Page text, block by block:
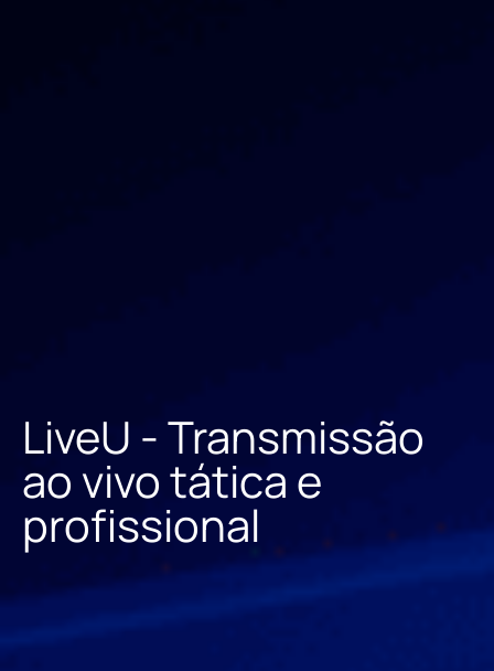
LiveU - Transmissão
ao vivo tática e
profissional